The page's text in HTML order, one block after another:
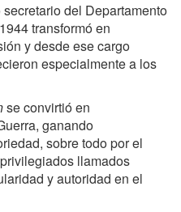
del Departamento
transformó en
y desde ese cargo
especialmente a los
se convirtió en
ganando
sobre todo por el
llamados
y autoridad en el